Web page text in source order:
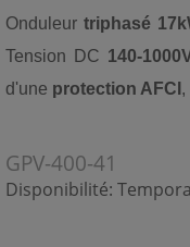
Onduleur triphasé
Tension DC 140-
d'une protection AFCI ,
GPV-400-41
Disponibilité: